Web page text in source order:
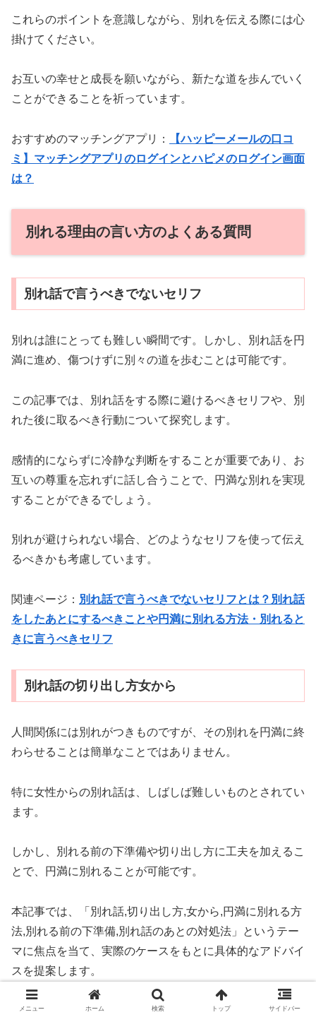
これらのポイントを意識しながら、別れを伝える際には心
掛けてください。
お互いの幸せと成長を願いながら、新たな道を歩んでいく
ことができることを祈っています。
おすすめのマッチングアプリ：
【ハッピーメールの口コ
ミ】マッチングアプリのログインとハピメのログイン画面
は？
別れる理由の言い方のよくある質問
別れ話で言うべきでないセリフ
別れは誰にとっても難しい瞬間です。しかし、別れ話を円
満に進め、傷つけずに別々の道を歩むことは可能です。
この記事では、別れ話をする際に避けるべきセリフや、別
れた後に取るべき行動について探究します。
感情的にならずに冷静な判断をすることが重要であり、お
互いの尊重を忘れずに話し合うことで、円満な別れを実現
することができるでしょう。
別れが避けられない場合、どのようなセリフを使って伝え
るべきかも考慮しています。
関連ページ： 別れ話で言うべきでないセリフとは？別れ話
をしたあとにするべきことや円満に別れる方法・別れると
きに言うべきセリフ
別れ話の切り出し方女から
人間関係には別れがつきものですが、その別れを円満に終
わらせることは簡単なことではありません。
特に女性からの別れ話は、しばしば難しいものとされてい
ます。
しかし、別れる前の下準備や切り出し方に工夫を加えるこ
とで、円満に別れることが可能です。
本記事では、「別れ話,切り出し方,女から,円満に別れる方
法,別れる前の下準備,別れ話のあとの対処法」というテー
マに焦点を当て、実際のケースをもとに具体的なアドバイ
スを提案します。
関連ページ： 別れ話の切り出し方女から／円満に別れる方
メニュー ホーム 検索 トップ サイドバー